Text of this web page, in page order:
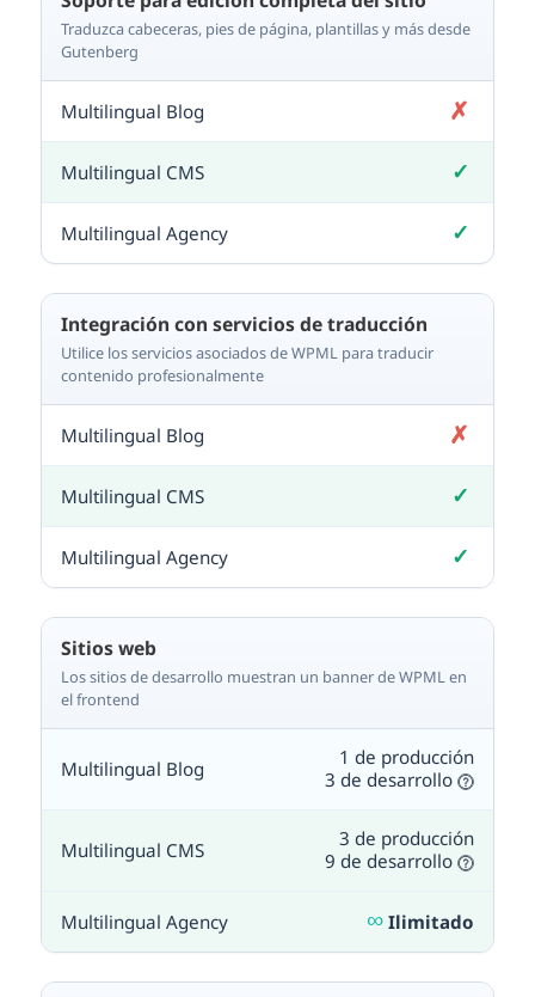
Traduzca cabeceras, pies de página, plantillas y más desde
Gutenberg
✗
No incluido
✓
Incluido
✓
Incluido
Integración con servicios de traducción
Utilice los servicios asociados de WPML para traducir
contenido profesionalmente
✗
No incluido
✓
Incluido
✓
Incluido
Sitios web
Los sitios de desarrollo muestran un banner de WPML en
el frontend
1 de producción
3 de desarrollo
3 de producción
9 de desarrollo
∞ Ilimitado